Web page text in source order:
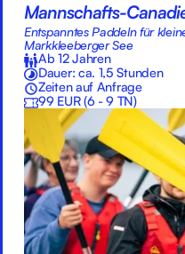
Mannschafts-
Entspanntes Paddeln für
Markkleeberger See
Ab 12 Jahren
Dauer: ca. 1,5 Stunden
Zeiten auf Anfrage
99 EUR (6 - 9 TN)